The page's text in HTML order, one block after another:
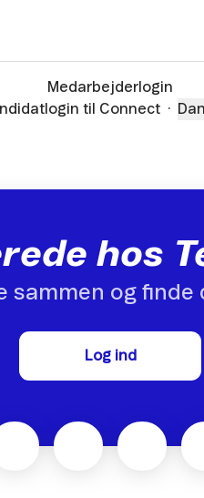
Medarbejderlogin
til Connect ·
hos
sammen og
Log ind